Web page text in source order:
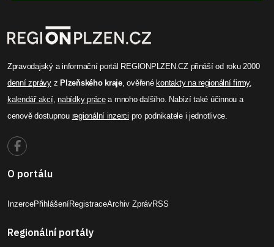
Zpravodajský a informační portál REGIONPLZEN.CZ přináší od roku 2000
denní zprávyz Plzeňského kraje, ověřené kontakty na regionální firmy,
kalendář akcí,nabídky prácea mnoho dalšího. Nabízí také účinnou a
cenově dostupnou regionální inzerci pro podnikatele i jednotlivce.
O portálu
InzercePřihlášeníRegistraceArchiv ZprávRSS
Regionální portály